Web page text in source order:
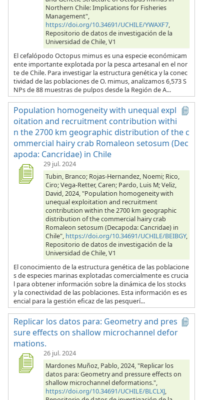
Northern Chile: Implications for Fisheries
Management",
https://doi.org/10.34691/UCHILE/YWAXF7,
Repositorio de datos de investigación de la
Universidad de Chile, V1
El cefalópodo Octopus mimus es una especie económicam
ente importante explotada por la pesca artesanal en el nor
te de Chile. Para investigar la estructura genética y la conec
tividad de las poblaciones de O. mimus, analizamos 6,573 S
NPs de 88 muestras de pulpos desde la Región de A...
Population homogeneity with unequal expl
oitation and recruitment contribution withi
n the 2700 km geographic distribution of the c
ommercial hairy crab Romaleon setosum (Dec
apoda: Cancridae) in Chile
29 jul. 2024
Tubin, Branco; Rojas-Hernandez, Noemi; Rico,
Ciro; Vega-Retter, Caren; Pardo, Luis M; Veliz,
David, 2024, "Population homogeneity with
unequal exploitation and recruitment
contribution within the 2700 km geographic
distribution of the commercial hairy crab
Romaleon setosum (Decapoda: Cancridae) in
Chile", https://doi.org/10.34691/UCHILE/BEIBGY,
Repositorio de datos de investigación de la
Universidad de Chile, V1
El conocimiento de la estructura genética de las poblacione
s de especies marinas explotadas comercialmente es crucia
l para obtener información sobre la dinámica de los stocks
y la conectividad de las poblaciones. Esta información es es
encial para la gestión eficaz de las pesquerí...
Replicar los datos para: Geometry and pres
sure effects on shallow microchannel defor
mations.
26 jul. 2024
Mardones Muñoz, Pablo, 2024, "Replicar los
datos para: Geometry and pressure effects on
shallow microchannel deformations.",
https://doi.org/10.34691/UCHILE/BLCLXJ,